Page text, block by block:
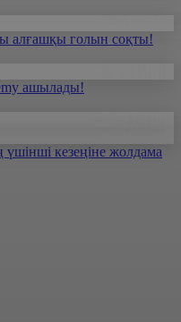
алғашқы голын соқты!
ашылады!
кезеңіне жолдама